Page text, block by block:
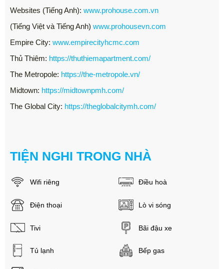
Websites (Tiếng Anh): www.prohouse.com.vn
(Tiếng Việt và Tiếng Anh) www.prohousevn.com
Empire City: www.empirecityhcmc.com
Thủ Thiêm: https://thuthiemapartment.com/
The Metropole: https://the-metropole.vn/
Midtown: https://midtownpmh.com/
The Global City: https://theglobalcitymh.com/
TIỆN NGHI TRONG NHÀ
Wifi riêng Điều hoà
Điện thoại Lò vi sóng
Tivi Bãi đậu xe
Tủ lạnh Bếp gas